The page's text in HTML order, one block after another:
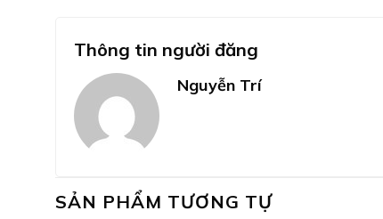
Thông tin người đăng
Nguyễn Trí
SẢN PHẨM TƯƠNG TỰ